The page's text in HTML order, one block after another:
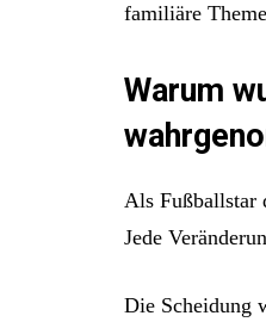
familiäre
Warum
Als Fußballstar
Jede
Die Scheidung